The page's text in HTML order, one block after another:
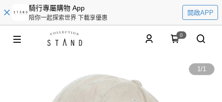
騎行專屬購物 App
陪你一起探索世界 下載享優惠
開啟APP
0
1/1